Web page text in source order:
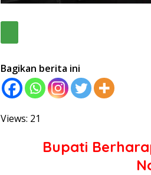
Bagikan berita ini
Views: 21
Bupati